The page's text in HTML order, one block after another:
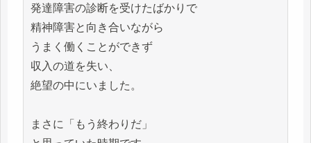
発達障害の診断を受けたばかりで
精神障害と向き合いながら
うまく働くことができず
収入の道を失い、
絶望の中にいました。
まさに「もう終わりだ」